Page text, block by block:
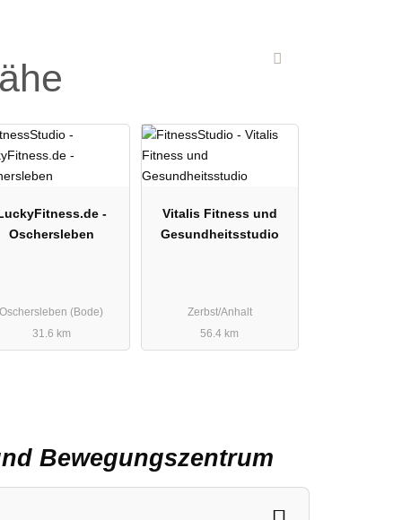
-
Oschersleben
Oschersleben (Bode)
31.6 km
Vitalis Fitness und
Gesundheitsstudio
Zerbst/Anhalt
56.4 km
Bewegungszentrum